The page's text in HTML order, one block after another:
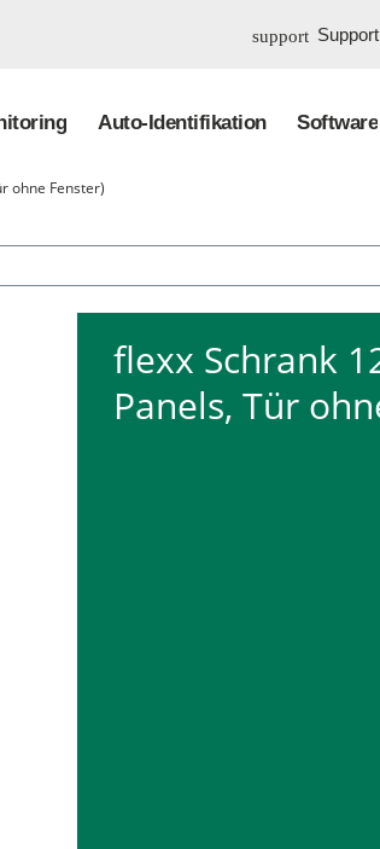
Support
Auto-Identifikation Software
ohne Fenster)
flexx Schrank
Panels, Tür